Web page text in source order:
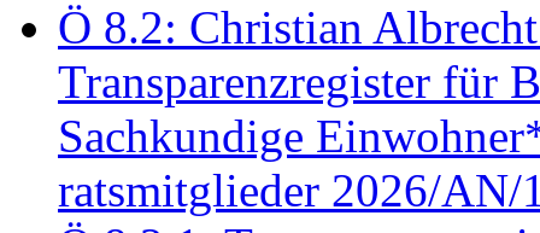
Ö 8.2: Christian
Transparenzregister für
Sachkundige
ratsmitglieder 2026/AN/